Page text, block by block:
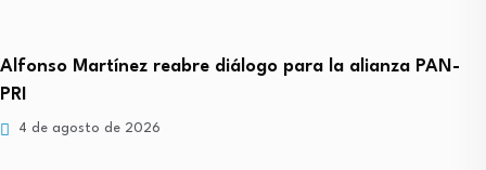
Alfonso Martínez reabre diálogo para la alianza PAN-
PRI
4 de agosto de 2026